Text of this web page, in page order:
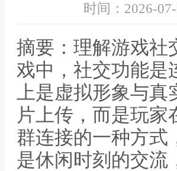
时间：2026-
摘要：理解游戏社
戏中，社交功能是
上是虚拟形象与
片上传，而是玩
群连接的一种方式
是休闲时刻的交流